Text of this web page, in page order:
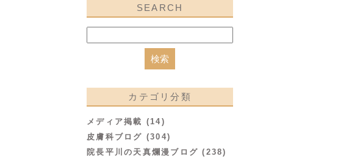
SEARCH
カテゴリ分類
メディア掲載 (14)
皮膚科ブログ (304)
院長平川の天真爛漫ブログ (238)